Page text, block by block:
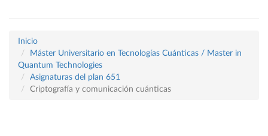
Inicio
Máster Universitario en Tecnologías Cuánticas / Master in
Quantum Technologies
Asignaturas del plan 651
Criptografía y comunicación cuánticas